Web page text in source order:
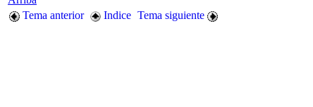
Tema anterior
Indice Tema siguiente